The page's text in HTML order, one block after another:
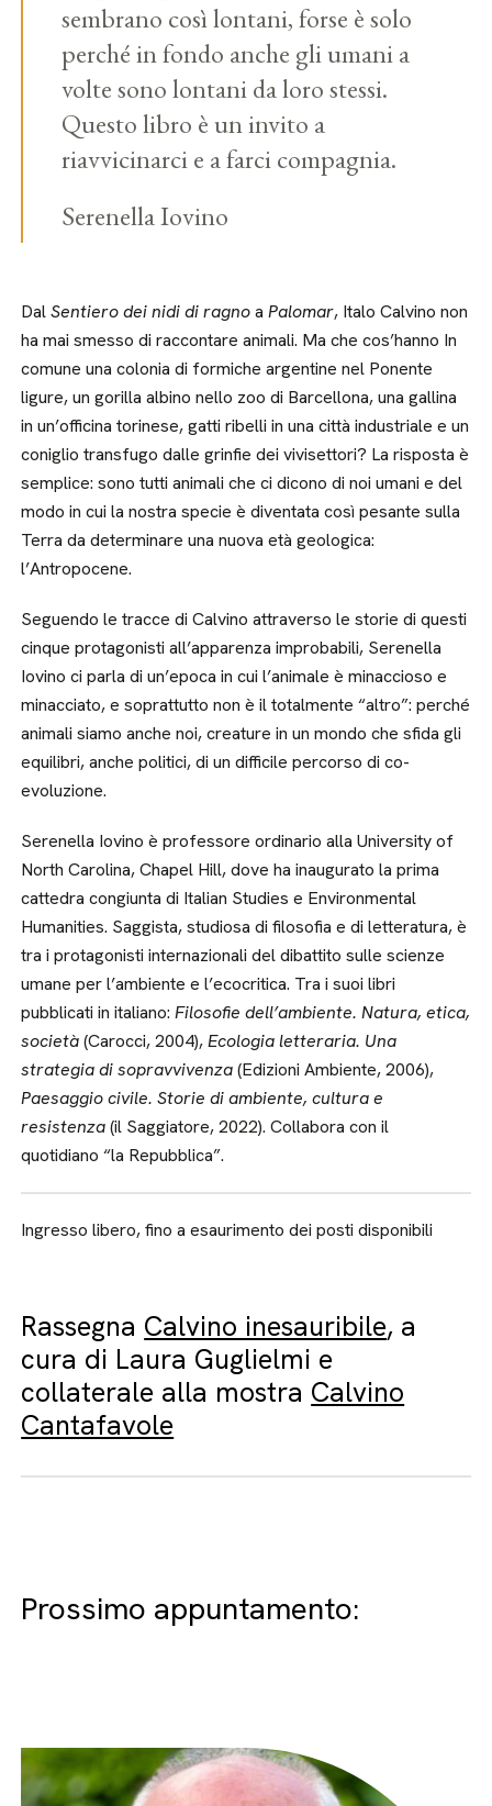
sembrano così lontani, forse è solo
perché in fondo anche gli umani a
volte sono lontani da loro stessi.
Questo libro è un invito a
riavvicinarci e a farci compagnia.
Serenella Iovino
DalSentiero dei nidi di ragnoaPalomar, Italo Calvino non
ha mai smesso di raccontare animali. Ma che cos’hanno In
comune una colonia di formiche argentine nel Ponente
ligure, un gorilla albino nello zoo di Barcellona, una gallina
in un’officina torinese, gatti ribelli in una città industriale e un
coniglio transfugo dalle grinfie dei vivisettori? La risposta è
semplice: sono tutti animali che ci dicono di noi umani e del
modo in cui la nostra specie è diventata così pesante sulla
Terra da determinare una nuova età geologica:
l’Antropocene.
Seguendo le tracce di Calvino attraverso le storie di questi
cinque protagonisti all’apparenza improbabili, Serenella
Iovino ci parla di un’epoca in cui l’animale è minaccioso e
minacciato, e soprattutto non è il totalmente “altro”: perché
animali siamo anche noi, creature in un mondo che sfida gli
equilibri, anche politici, di un difficile percorso di co-
evoluzione.
Serenella Iovino è professore ordinario alla University of
North Carolina, Chapel Hill, dove ha inaugurato la prima
cattedra congiunta di Italian Studies e Environmental
Humanities. Saggista, studiosa di filosofia e di letteratura, è
tra i protagonisti internazionali del dibattito sulle scienze
umane per l’ambiente e l’ecocritica. Tra i suoi libri
pubblicati in italiano:Filosofie dell’ambiente. Natura, etica,
società(Carocci, 2004),Ecologia letteraria. Una
strategia di sopravvivenza(Edizioni Ambiente, 2006),
Paesaggio civile. Storie di ambiente, cultura e
resistenza(il Saggiatore, 2022). Collabora con il
quotidiano “la Repubblica”.
Ingresso libero, fino a esaurimento dei posti disponibili
Rassegna Calvino inesauribile, a
cura di Laura Guglielmi e
collaterale alla mostra Calvino
Cantafavole
Prossimo appuntamento: